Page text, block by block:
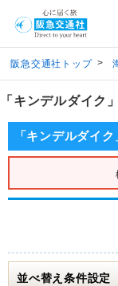
阪急交通社トップ >
「キンデルダイク
「キンデルダイ
並べ替え条件設定